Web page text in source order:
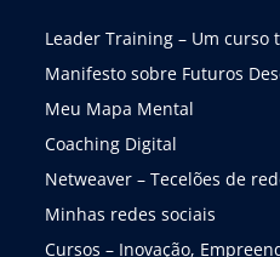
Leader Training – Um curso
Manifesto sobre Futuros
Meu Mapa Mental
Coaching Digital
Netweaver – Tecelões de
Minhas redes sociais
Cursos – Inovação,